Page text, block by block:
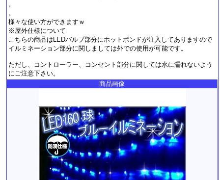
。
。
様々な使い方ができますｗ
※屋外仕様について
こちらの商品はLEDバルブ部分にホットボンドが注入してありますので
イルミネーション部分に関しましては外での使用が可能です。
ただし、コントローラー、コンセント部分に関しては水に濡れないよう
にご注意下さい。
商品画像